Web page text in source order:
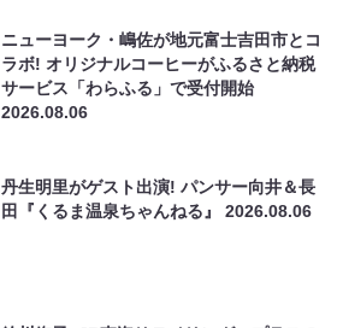
ニューヨーク・嶋佐が地元富士吉田市とコ
ラボ! オリジナルコーヒーがふるさと納税
サービス「わらふる」で受付開始
2026.08.06
丹生明里がゲスト出演! パンサー向井＆長
田『くるま温泉ちゃんねる』2026.08.06